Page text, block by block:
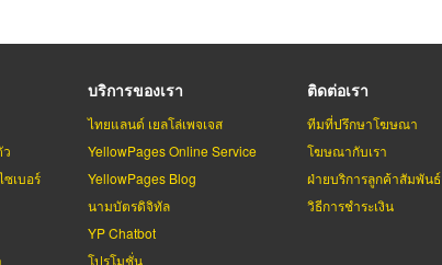
เบอร์
บริการของเรา
ไทยแลนด์ เยลโล่เพจเจส
YellowPages Online Service
YellowPages Blog
นามบัตรดิจิทัล
YP Chatbot
โปรโมชั่น
ติดต่อเรา
ทีมที่ปรึกษาโฆษณา
โฆษณากับเรา
ฝ่ายบริการลูกค้าสัมพันธ์
วิธีการชำระเงิน